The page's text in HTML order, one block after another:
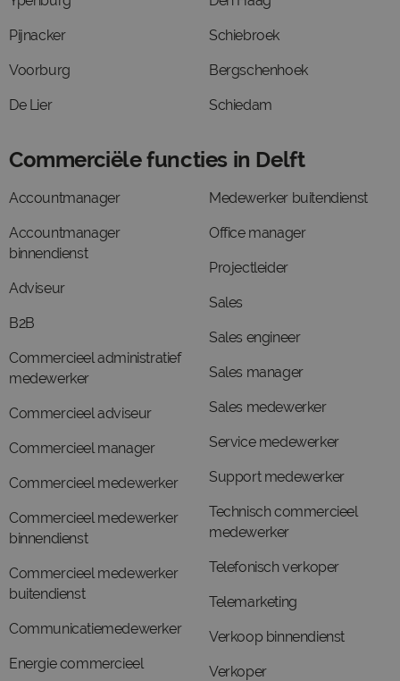
Pijnacker
Voorburg
De Lier
Schiebroek
Bergschenhoek
Schiedam
Commerciële functies in Delft
Accountmanager
Accountmanager
binnendienst
Adviseur
B2B
Commercieel administratief
medewerker
Commercieel adviseur
Commercieel manager
Commercieel medewerker
Commercieel medewerker
binnendienst
Commercieel medewerker
buitendienst
Communicatiemedewerker
Energie commercieel
Medewerker buitendienst
Office manager
Projectleider
Sales
Sales engineer
Sales manager
Sales medewerker
Service medewerker
Support medewerker
Technisch commercieel
medewerker
Telefonisch verkoper
Telemarketing
Verkoop binnendienst
Verkoper